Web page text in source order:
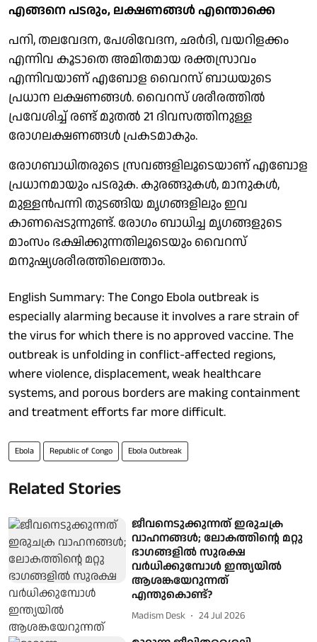
എങ്ങനെ പടരും, ലക്ഷണങ്ങൾ എന്തൊക്കെ
പനി, തലവേദന, പേശിവേദന, ഛർദി, വയറിളക്കം
എന്നിവ കൂടാതെ അമിതമായ രക്തസ്രാവം
എന്നിവയാണ് എബോള വൈറസ് ബാധയുടെ
പ്രധാന ലക്ഷണങ്ങൾ. വൈറസ് ശരീരത്തിൽ
പ്രവേശിച്ച് രണ്ട് മുതൽ 21 ദിവസത്തിനുള്ള
രോഗലക്ഷണങ്ങൾ പ്രകടമാകും.
രോഗബാധിതരുടെ സ്രവങ്ങളിലൂടെയാണ് എബോള
പ്രധാനമായും പടരുക. കുരങ്ങുകൾ, മാനുകൾ,
മുള്ളൻപന്നി തുടങ്ങിയ മൃഗങ്ങളിലും ഇവ
കാണപ്പെടുന്നുണ്ട്. രോഗം ബാധിച്ച മൃഗങ്ങളുടെ
മാംസം ഭക്ഷിക്കുന്നതിലൂടെയും വൈറസ്
മനുഷ്യശരീരത്തിലെത്താം.
English Summary: The Congo Ebola outbreak is
especially alarming because it involves a rare strain of
the virus for which there is no approved vaccine. The
outbreak is unfolding in conflict-affected regions,
where violence, displacement, weak healthcare
systems, and porous borders are making containment
and treatment efforts far more difficult.
Ebola Republic of Congo Ebola Outbreak
Related Stories
ജീവനെടുക്കുന്നത് ഇരുചക്ര
വാഹനങ്ങള്‍; ലോകത്തിന്റെ മറ്റു
ഭാഗങ്ങളിൽ സുരക്ഷ
വര്‍ധിക്കുമ്പോള്‍ ഇന്ത്യയില്‍
ആശങ്കയേറുന്നത്
എന്തുകൊണ്ട്?
Madism Desk 24 Jul 2026